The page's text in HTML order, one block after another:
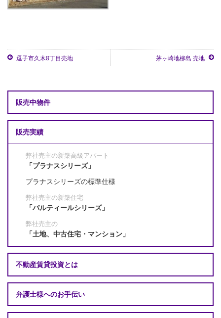
逗子市久木8丁目売地 茅ヶ崎地柳島 売地
販売中物件
販売実績
弊社売主の新築高級アパート
「プラナスシリーズ」
プラナスシリーズの標準仕様
弊社売主の新築住宅
「パルティールシリーズ」
弊社売主の
「土地、中古住宅・マンション」
不動産賃貸投資とは
弁護士様へのお手伝い